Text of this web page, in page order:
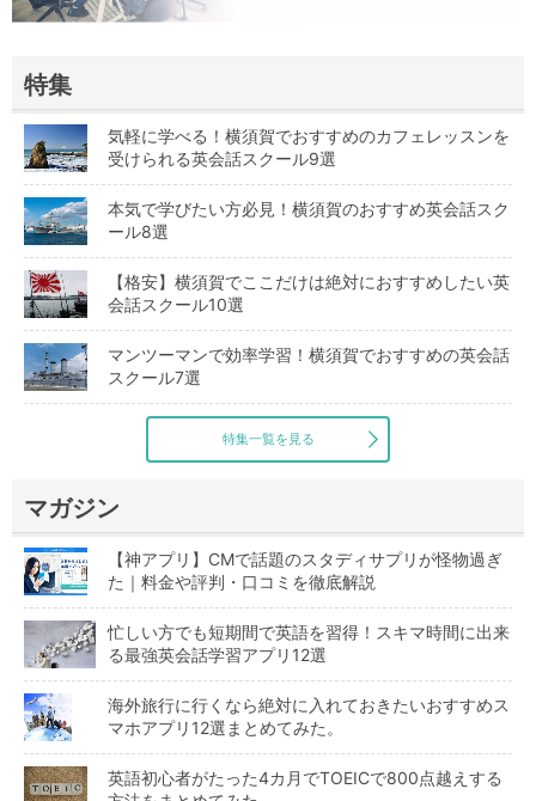
特集
気軽に学べる！横須賀でおすすめのカフェレッスンを
受けられる英会話スクール9選
本気で学びたい方必見！横須賀のおすすめ英会話スク
ール8選
【格安】横須賀でここだけは絶対におすすめしたい英
会話スクール10選
マンツーマンで効率学習！横須賀でおすすめの英会話
スクール7選
特集一覧を見る
マガジン
【神アプリ】CMで話題のスタディサプリが怪物過ぎ
た｜料金や評判・口コミを徹底解説
忙しい方でも短期間で英語を習得！スキマ時間に出来
る最強英会話学習アプリ12選
海外旅行に行くなら絶対に入れておきたいおすすめス
マホアプリ12選まとめてみた。
英語初心者がたった4カ月でTOEICで800点越えする